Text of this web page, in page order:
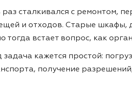
сталкивался с ремонтом,
и отходов. Старые шкафы,
тогда встает вопрос, как
задача кажется простой:
получение